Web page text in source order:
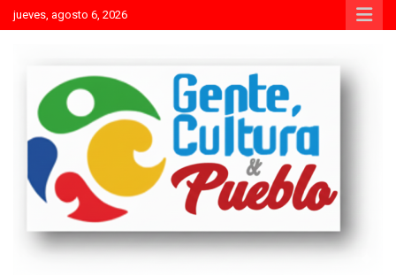
Skip
to
jueves, agosto 6, 2026